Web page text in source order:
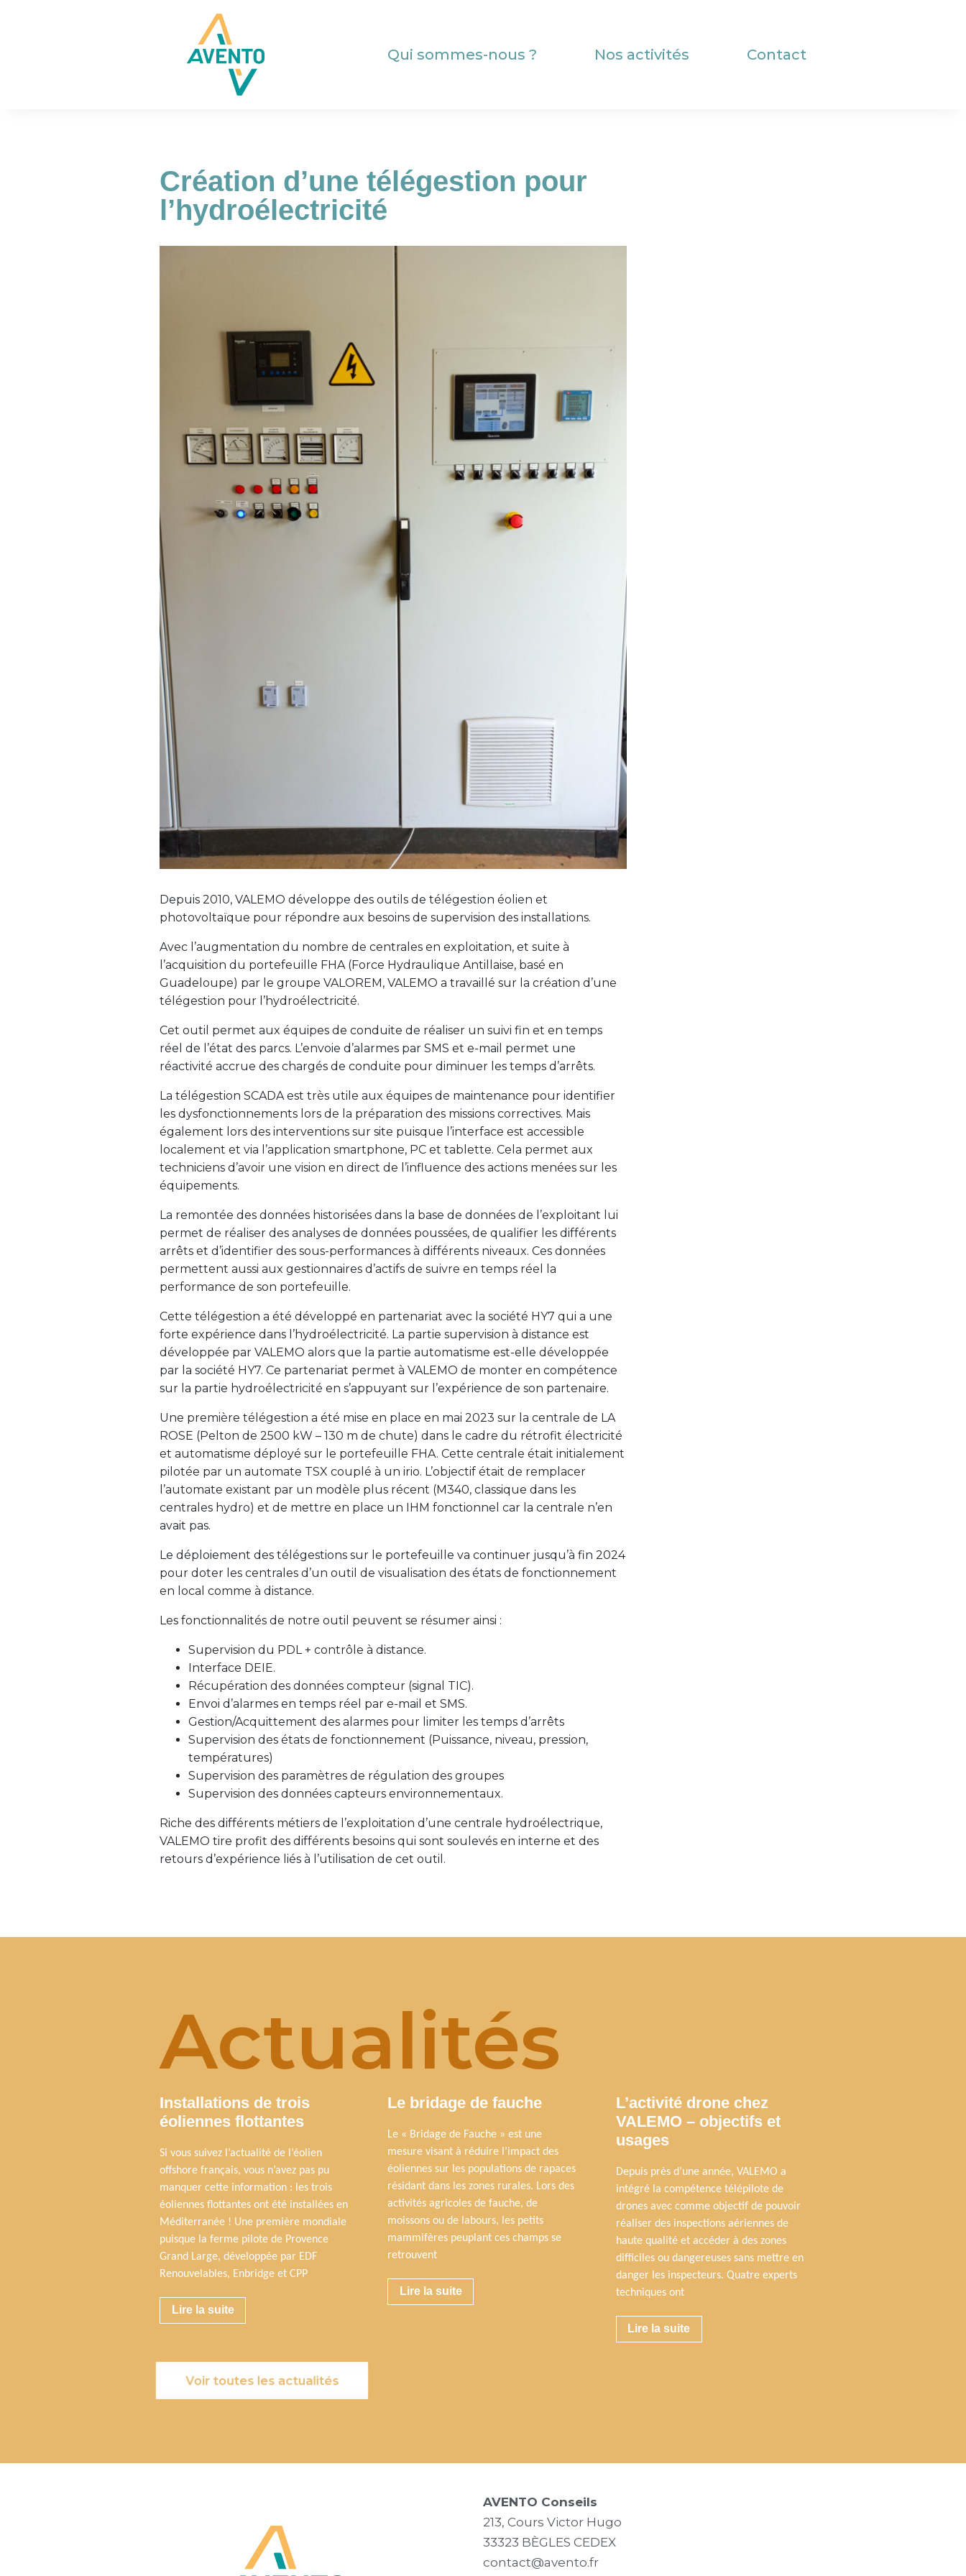
Qui sommes-nous ? Nos activités Contact
Création d’une télégestion pour
l’hydroélectricité
Depuis 2010, VALEMO développe des outils de télégestion éolien et
photovoltaïque pour répondre aux besoins de supervision des installations.
Avec l’augmentation du nombre de centrales en exploitation, et suite à
l’acquisition du portefeuille FHA (Force Hydraulique Antillaise, basé en
Guadeloupe) par le groupe VALOREM, VALEMO a travaillé sur la création d’une
télégestion pour l’hydroélectricité.
Cet outil permet aux équipes de conduite de réaliser un suivi fin et en temps
réel de l’état des parcs. L’envoie d’alarmes par SMS et e-mail permet une
réactivité accrue des chargés de conduite pour diminuer les temps d’arrêts.
La télégestion SCADA est très utile aux équipes de maintenance pour identifier
les dysfonctionnements lors de la préparation des missions correctives. Mais
également lors des interventions sur site puisque l’interface est accessible
localement et via l’application smartphone, PC et tablette. Cela permet aux
techniciens d’avoir une vision en direct de l’influence des actions menées sur les
équipements.
La remontée des données historisées dans la base de données de l’exploitant lui
permet de réaliser des analyses de données poussées, de qualifier les différents
arrêts et d’identifier des sous-performances à différents niveaux. Ces données
permettent aussi aux gestionnaires d’actifs de suivre en temps réel la
performance de son portefeuille.
Cette télégestion a été développé en partenariat avec la société HY7 qui a une
forte expérience dans l’hydroélectricité. La partie supervision à distance est
développée par VALEMO alors que la partie automatisme est-elle développée
par la société HY7. Ce partenariat permet à VALEMO de monter en compétence
sur la partie hydroélectricité en s’appuyant sur l’expérience de son partenaire.
Une première télégestion a été mise en place en mai 2023 sur la centrale de LA
ROSE (Pelton de 2500 kW – 130 m de chute) dans le cadre du rétrofit électricité
et automatisme déployé sur le portefeuille FHA. Cette centrale était initialement
pilotée par un automate TSX couplé à un irio. L’objectif était de remplacer
l’automate existant par un modèle plus récent (M340, classique dans les
centrales hydro) et de mettre en place un IHM fonctionnel car la centrale n’en
avait pas.
Le déploiement des télégestions sur le portefeuille va continuer jusqu’à fin 2024
pour doter les centrales d’un outil de visualisation des états de fonctionnement
en local comme à distance.
Les fonctionnalités de notre outil peuvent se résumer ainsi :
Supervision du PDL + contrôle à distance.
Interface DEIE.
Récupération des données compteur (signal TIC).
Envoi d’alarmes en temps réel par e-mail et SMS.
Gestion/Acquittement des alarmes pour limiter les temps d’arrêts
Supervision des états de fonctionnement (Puissance, niveau, pression,
températures)
Supervision des paramètres de régulation des groupes
Supervision des données capteurs environnementaux.
Riche des différents métiers de l’exploitation d’une centrale hydroélectrique,
VALEMO tire profit des différents besoins qui sont soulevés en interne et des
retours d’expérience liés à l’utilisation de cet outil.
Actualités
Installations de trois
éoliennes flottantes
Si vous suivez l’actualité de l’éolien
offshore français, vous n’avez pas pu
manquer cette information : les trois
éoliennes flottantes ont été installées en
Méditerranée ! Une première mondiale
puisque la ferme pilote de Provence
Grand Large, développée par EDF
Renouvelables, Enbridge et CPP
Lire la suite
Le bridage de fauche
Le « Bridage de Fauche » est une
mesure visant à réduire l’impact des
éoliennes sur les populations de rapaces
résidant dans les zones rurales. Lors des
activités agricoles de fauche, de
moissons ou de labours, les petits
mammifères peuplant ces champs se
retrouvent
Lire la suite
L’activité drone chez
VALEMO – objectifs et
usages
Depuis près d’une année, VALEMO a
intégré la compétence télépilote de
drones avec comme objectif de pouvoir
réaliser des inspections aériennes de
haute qualité et accéder à des zones
difficiles ou dangereuses sans mettre en
danger les inspecteurs. Quatre experts
techniques ont
Lire la suite
Voir toutes les actualités
AVENTO Conseils
213, Cours Victor Hugo
33323 BÈGLES CEDEX
contact@avento.fr